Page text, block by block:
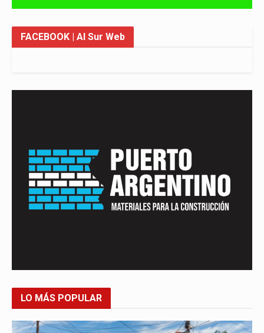
FACEBOOK | Al Sur Web
LO MÁS POPULAR